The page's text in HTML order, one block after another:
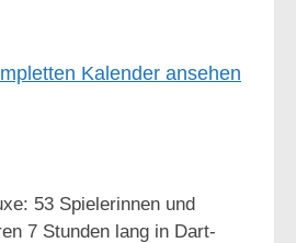
Kalender ansehen
53 Spielerinnen und
7 Stunden lang in Dart-